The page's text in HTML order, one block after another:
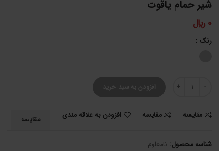
شیر حمام یاقوت
0 ﷼
رنگ
شیر حمام یاقوت عدد افزودن به سبد خرید
مقایسه مقایسه افزودن به علاقه مندی مقایسه
شناسه محصول: نامعلوم